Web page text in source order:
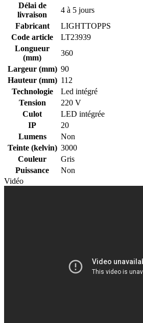
Délai de
livraison
4 à 5 jours
Fabricant
LIGHTTOPPS
Code article
LT23939
Longueur
(mm)
360
Largeur (mm) 90
Hauteur (mm) 112
Technologie
Led intégré
Tension
220 V
Culot
LED intégrée
IP
20
Lumens
Non
Teinte (kelvin) 3000
Couleur
Gris
Puissance
Non
Vidéo